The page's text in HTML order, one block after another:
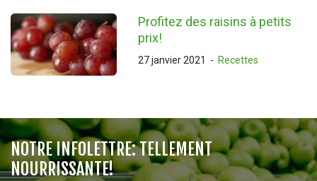
Profitez des raisins à petits
prix!
27 janvier 2021 - Recettes
NOTRE INFOLETTRE: TELLEMENT
NOURRISSANTE!